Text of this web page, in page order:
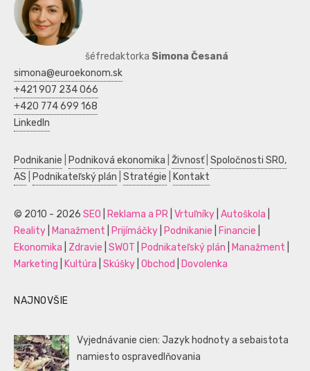
šéfredaktorka Simona Česaná
simona@euroekonom.sk
+421 907 234 066
+420 774 699 168
LinkedIn
Podnikanie Podniková ekonomika Živnosť| Spoločnosti SRO,
AS
Podnikateľský plán Stratégie Kontakt
© 2010 - 2026 SEO Reklama a PR Vrtuľníky Autoškola
Reality
Manažment Prijímáčky Podnikanie Financie
Ekonomika
Zdravie SWOT Podnikateľský plán Manažment
Marketing
Kultúra Skúšky Obchod Dovolenka
NAJNOVŠIE
Vyjednávanie cien: Jazyk hodnoty a sebaistota
namiesto ospravedlňovania